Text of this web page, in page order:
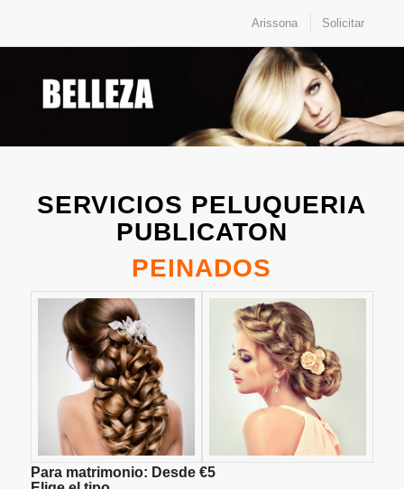
Arissona Solicitar
SERVICIOS PELUQUERIA
PUBLICATON
PEINADOS
Para matrimonio: Desde €5